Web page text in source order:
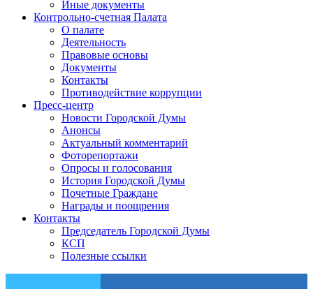
Иные документы
Контрольно-счетная Палата
О палате
Деятельность
Правовые основы
Документы
Контакты
Противодействие коррупции
Пресс-центр
Новости Городской Думы
Анонсы
Актуальный комментарий
Фоторепортажи
Опросы и голосования
История Городской Думы
Почетные Граждане
Награды и поощрения
Контакты
Председатель Городской Думы
КСП
Полезные ссылки